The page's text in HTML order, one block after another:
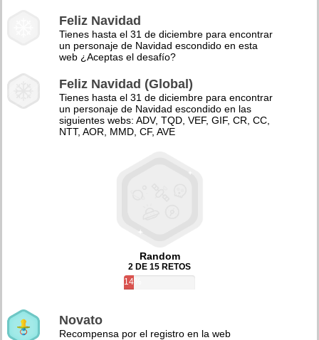
Feliz Navidad
Tienes hasta el 31 de diciembre para encontrar
un personaje de Navidad escondido en esta
web ¿Aceptas el desafío?
Feliz Navidad (Global)
Tienes hasta el 31 de diciembre para encontrar
un personaje de Navidad escondido en las
siguientes webs: ADV, TQD, VEF, GIF, CR, CC,
NTT, AOR, MMD, CF, AVE
Random
2 DE 15 RETOS
14%
Novato
Recompensa por el registro en la web